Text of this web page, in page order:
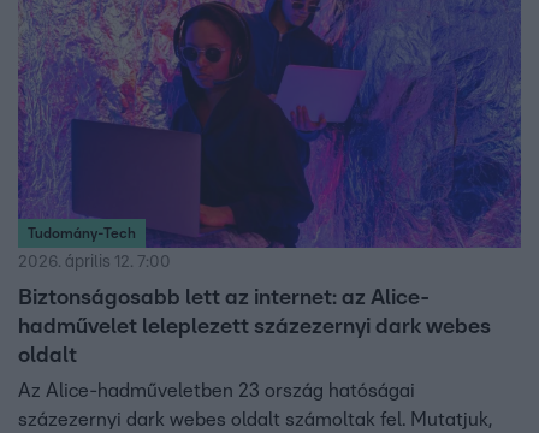
Tudomány-Tech
2026. április 12. 7:00
Biztonságosabb lett az internet: az Alice-
hadművelet leleplezett százezernyi dark webes
oldalt
Az Alice-hadműveletben 23 ország hatóságai
százezernyi dark webes oldalt számoltak fel. Mutatjuk,